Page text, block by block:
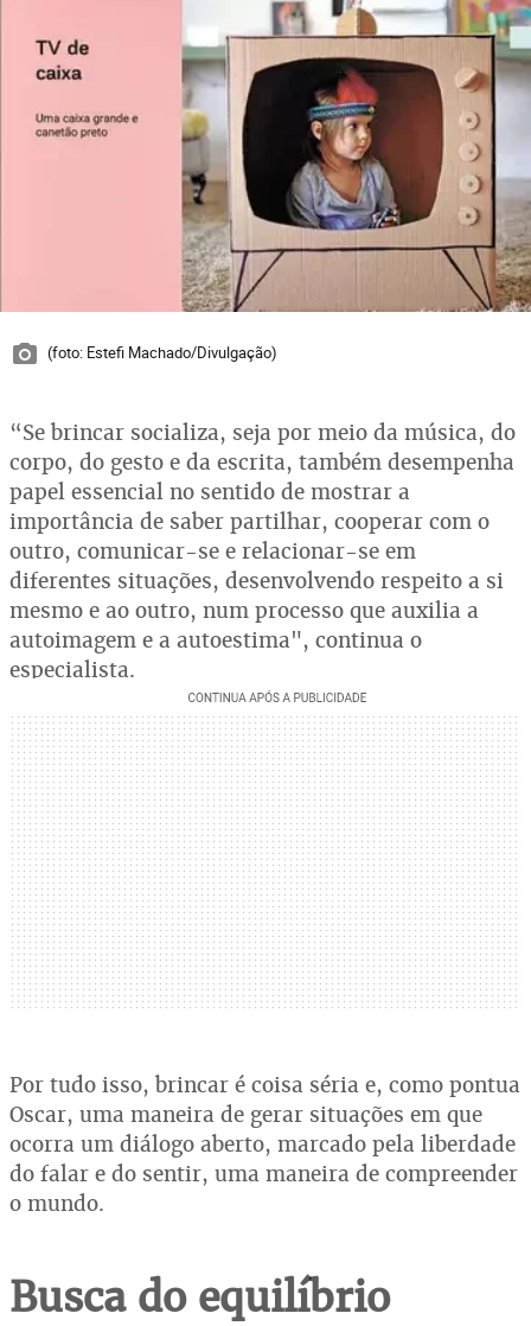
(foto: Estefi Machado/Divulgação)
“Se brincar socializa, seja por meio da música, do
corpo, do gesto e da escrita, também desempenha
papel essencial no sentido de mostrar a
importância de saber partilhar, cooperar com o
outro, comunicar-se e relacionar-se em
diferentes situações, desenvolvendo respeito a si
mesmo e ao outro, num processo que auxilia a
autoimagem e a autoestima", continua o
especialista.
Por tudo isso, brincar é coisa séria e, como pontua
Oscar, uma maneira de gerar situações em que
ocorra um diálogo aberto, marcado pela liberdade
do falar e do sentir, uma maneira de compreender
o mundo.
Busca do equilíbrio